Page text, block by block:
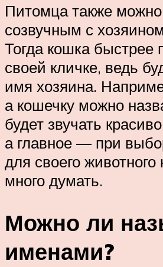
Питомца также
созвучным с
Тогда кошка быстрее
своей кличке, ведь
имя хозяина.
а кошечку можно
будет звучать
а главное — при
для своего животного
много думать.
Можно ли
именами?